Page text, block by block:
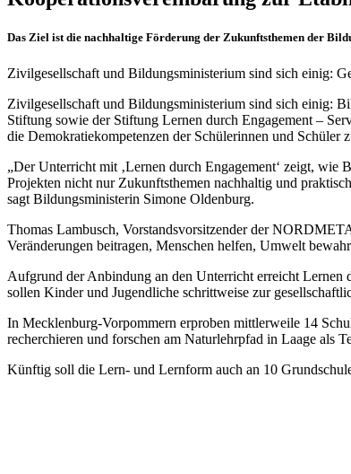
Das Ziel ist die nachhaltige Förderung der Zukunftsthemen der
Zivilgesellschaft und Bildungsministerium sind sich einig:
Zivilgesellschaft und Bildungsministerium sind sich einig:
Stiftung sowie der Stiftung Lernen durch Engagement –
die Demokratiekompetenzen der Schülerinnen und Schüler
„Der Unterricht mit ‚Lernen durch Engagement‘ zeigt,
Projekten nicht nur Zukunftsthemen nachhaltig und
sagt Bildungsministerin Simone Oldenburg.
Thomas Lambusch, Vorstandsvorsitzender der
Veränderungen beitragen, Menschen helfen, Umwelt
Aufgrund der Anbindung an den Unterricht erreicht
sollen Kinder und Jugendliche schrittweise zur
In Mecklenburg-Vorpommern erproben mittlerweile 14
recherchieren und forschen am Naturlehrpfad in Laage als
Künftig soll die Lern- und Lernform auch an 10